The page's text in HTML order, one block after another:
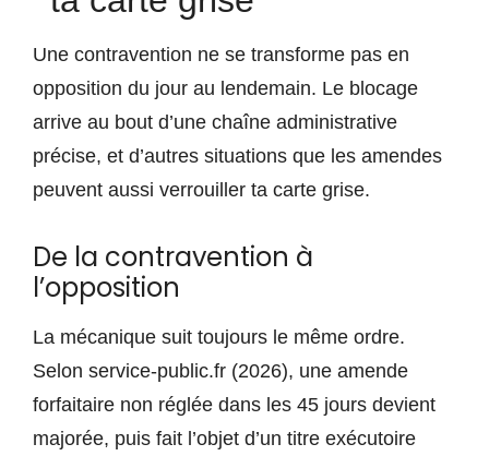
Une contravention ne se transforme pas en
opposition du jour au lendemain. Le blocage
arrive au bout d’une chaîne administrative
précise, et d’autres situations que les amendes
peuvent aussi verrouiller ta carte grise.
De la contravention à
l’opposition
La mécanique suit toujours le même ordre.
Selon service-public.fr (2026), une amende
forfaitaire non réglée dans les 45 jours devient
majorée, puis fait l’objet d’un titre exécutoire